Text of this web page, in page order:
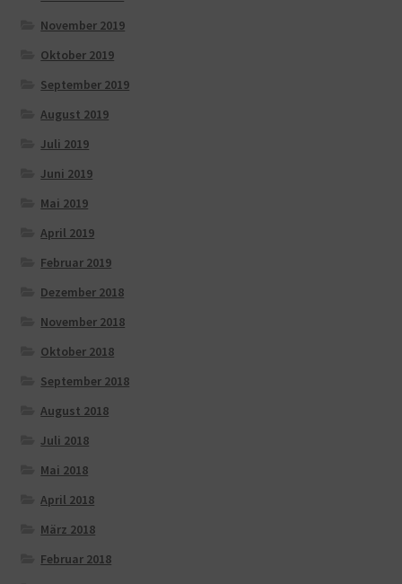
November 2019
Oktober 2019
September 2019
August 2019
Juli 2019
Juni 2019
Mai 2019
April 2019
Februar 2019
Dezember 2018
November 2018
Oktober 2018
September 2018
August 2018
Juli 2018
Mai 2018
April 2018
März 2018
Februar 2018